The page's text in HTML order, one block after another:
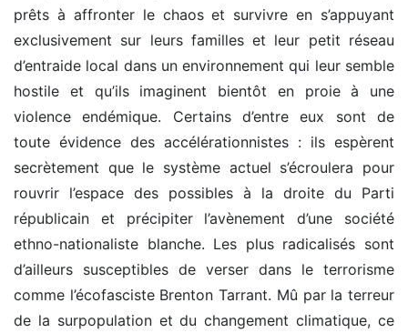
prêts à affronter le chaos et survivre en s’appuyant
exclusivement sur leurs familles et leur petit réseau
d’entraide local dans un environnement qui leur semble
hostile et qu’ils imaginent bientôt en proie à une
violence endémique. Certains d’entre eux sont de
toute évidence des accélérationnistes : ils espèrent
secrètement que le système actuel s’écroulera pour
rouvrir l’espace des possibles à la droite du Parti
républicain et précipiter l’avènement d’une société
ethno-nationaliste blanche. Les plus radicalisés sont
d’ailleurs susceptibles de verser dans le terrorisme
comme l’écofasciste Brenton Tarrant. Mû par la terreur
de la surpopulation et du changement climatique, ce